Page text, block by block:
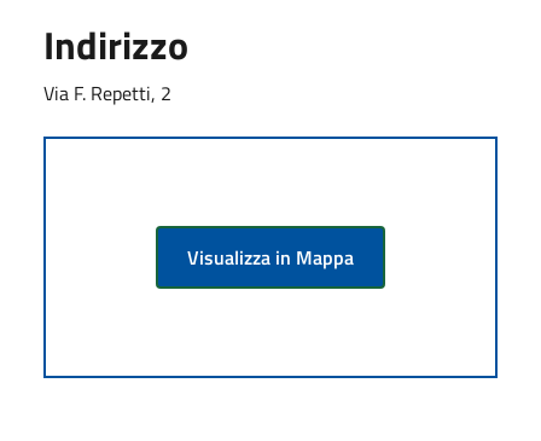
Indirizzo
Via F. Repetti, 2
Visualizza in Mappa